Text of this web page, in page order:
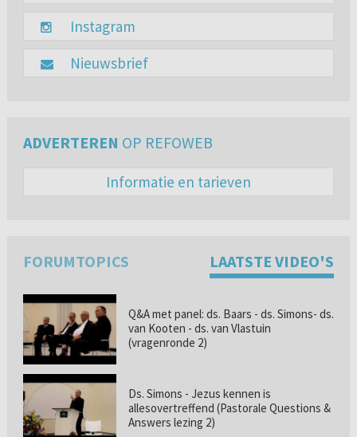
Instagram
Nieuwsbrief
ADVERTEREN OP REFOWEB
Informatie en tarieven
FORUMTOPICS LAATSTE VIDEO'S
Q&A met panel: ds. Baars - ds. Simons- ds.
van Kooten - ds. van Vlastuin
(vragenronde 2)
Ds. Simons - Jezus kennen is
allesovertreffend (Pastorale Questions &
Answers lezing 2)